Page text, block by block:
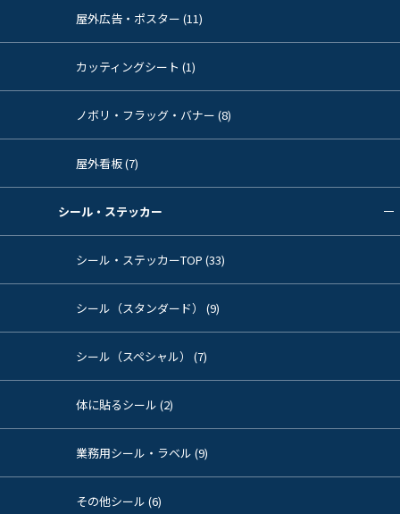
屋外広告・ポスター (11)
カッティングシート (1)
ノボリ・フラッグ・バナー (8)
屋外看板 (7)
シール・ステッカー
シール・ステッカーTOP (33)
シール（スタンダード） (9)
シール（スペシャル） (7)
体に貼るシール (2)
業務用シール・ラベル (9)
その他シール (6)